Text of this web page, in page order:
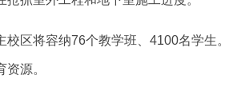
校区将容纳76个教学班、4100名学生
源。